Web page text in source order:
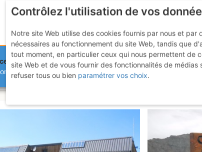
et importante mise à jour du site,si certaines pages
sur le site.
Viso : Face S (voie
Contrôlez l'utilisation de vos
Notre site Web utilise des cookies fournis par nous et par
nécessaires au fonctionnement du site Web, tandis que
tout moment, en particulier ceux qui nous permettent de
site Web et de vous fournir des fonctionnalités de
refuser tous ou bien paramétrer vos choix.